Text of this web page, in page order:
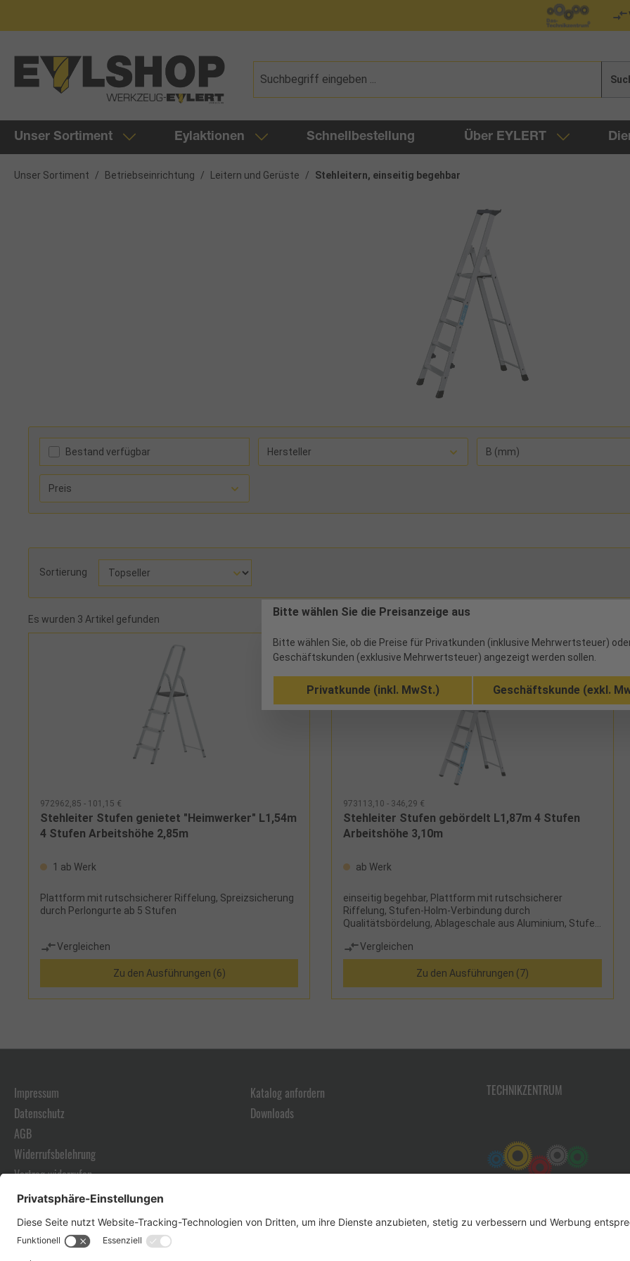
Unser Sortiment Eylaktionen Schnellbestellung Über EYLERT
Unser Sortiment / Betriebseinrichtung / Leitern und Gerüste / Stehleitern, einseitig begehbar
Bestand verfügbar Hersteller B (mm)
Preis
Sortierung
Es wurden 3 Artikel gefunden
972962,85 - 101,15 €
Stehleiter Stufen genietet "Heimwerker" L1,54m
4 Stufen Arbeitshöhe 2,85m
1 ab Werk
Plattform mit rutschsicherer Riffelung, Spreizsicherung
durch Perlongurte ab 5 Stufen
Vergleichen
Zu den Ausführungen (6)
973113,10 - 346,29 €
Stehleiter Stufen gebördelt L1,87m 4 Stufen
Arbeitshöhe 3,10m
ab Werk
einseitig begehbar, Plattform mit rutschsicherer
Riffelung, Stufen-Holm-Verbindung durch
Qualitätsbördelung, Ablageschale aus Aluminium, Stufen
Spreizsicherung durch Perlongurte ab 5 Stufen
Vergleichen
Zu den Ausführungen (7)
Impressum
Datenschutz
AGB
Widerrufsbelehrung
Vertrag widerrufen
Katalog anfordern
Downloads
TECHNIKZENTRUM
Bitte wählen Sie die Preisanzeige aus
Bitte wählen Sie, ob die Preise für Privatkunden (inklusive Mehrwertsteuer)
Geschäftskunden (exklusive Mehrwertsteuer) angezeigt werden sollen.
Privatkunde (inkl. MwSt.) Geschäftskunde (exkl.